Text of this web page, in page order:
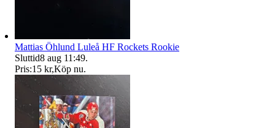
Mattias Öhlund Luleå HF Rockets Rookie
Sluttid8 aug 11:49.
Pris:15 kr,Köp nu.